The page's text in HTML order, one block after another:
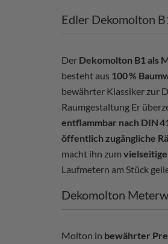
Edler Dekomolton
Der Dekomolton B1 als
besteht aus 100 %
bewährter Klassiker zur
Raumgestaltung Er
entflammbar nach DIN
öffentlich zugängliche
macht ihn zum
Laufmetern am Stück
Dekomolton
Molton in bewährter